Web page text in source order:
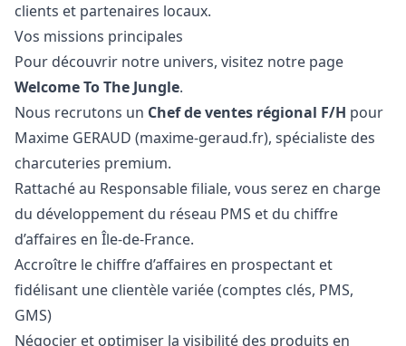
clients et partenaires locaux.
Vos missions principales
Pour découvrir notre univers, visitez notre page
Welcome To The Jungle.
Nous recrutons un Chef de ventes régional F/H pour
Maxime GERAUD (maxime-geraud.fr), spécialiste des
charcuteries premium.
Rattaché au Responsable filiale, vous serez en charge
du développement du réseau PMS et du chiffre
d’affaires en Île-de-France.
Accroître le chiffre d’affaires en prospectant et
fidélisant une clientèle variée (comptes clés, PMS,
GMS)
Négocier et optimiser la visibilité des produits en